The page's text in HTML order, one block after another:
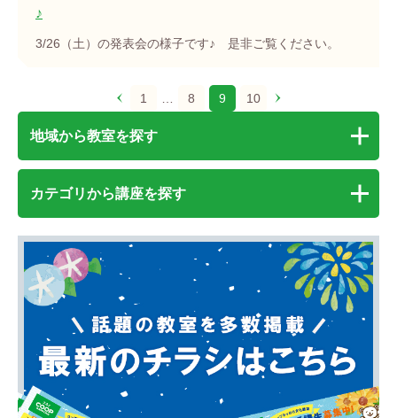
♪
3/26（土）の発表会の様子です♪ 是非ご覧ください。
1 8 9 10
地域から教室を探す
カテゴリから講座を探す